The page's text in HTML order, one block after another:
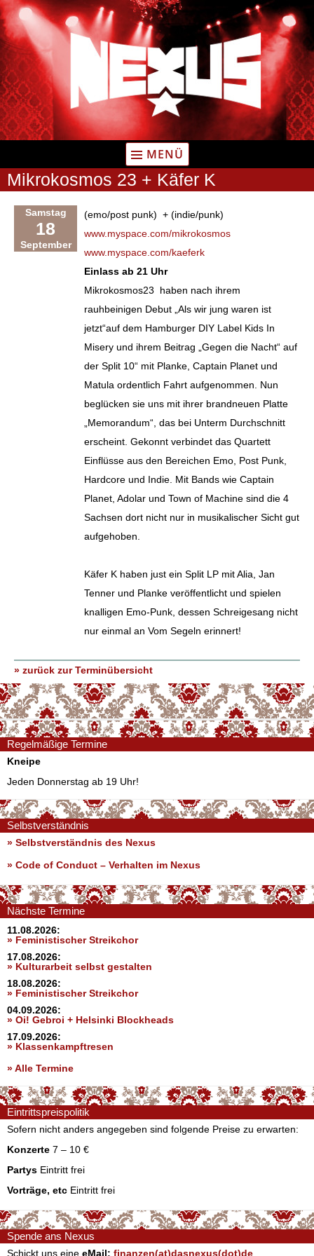
Zum
Inhalt
springen
MENÜ
Mikrokosmos 23 + Käfer K
Samstag
18
September
(emo/post punk) + (indie/punk)
www.myspace.com/mikrokosmos
www.myspace.com/kaeferk
Einlass ab 21 Uhr
Mikrokosmos23 haben nach ihrem
rauhbeinigen Debut „Als wir jung waren ist
jetzt“auf dem Hamburger DIY Label Kids In
Misery und ihrem Beitrag „Gegen die Nacht“ auf
der Split 10“ mit Planke, Captain Planet und
Matula ordentlich Fahrt aufgenommen. Nun
beglücken sie uns mit ihrer brandneuen Platte
„Memorandum“, das bei Unterm Durchschnitt
erscheint. Gekonnt verbindet das Quartett
Einflüsse aus den Bereichen Emo, Post Punk,
Hardcore und Indie. Mit Bands wie Captain
Planet, Adolar und Town of Machine sind die 4
Sachsen dort nicht nur in musikalischer Sicht gut
aufgehoben.
Käfer K haben just ein Split LP mit Alia, Jan
Tenner und Planke veröffentlicht und spielen
knalligen Emo-Punk, dessen Schreigesang nicht
nur einmal an Vom Segeln erinnert!
» zurück zur Terminübersicht
Regelmäßige Termine
Kneipe
Jeden Donnerstag ab 19 Uhr!
Selbstverständnis
» Selbstverständnis des Nexus
» Code of Conduct – Verhalten im Nexus
Nächste Termine
11.08.2026:
» Feministischer Streikchor
17.08.2026:
» Kulturarbeit selbst gestalten
18.08.2026:
» Feministischer Streikchor
04.09.2026:
» Oi! Gebroi + Helsinki Blockheads
17.09.2026:
» Klassenkampftresen
» Alle Termine
Eintrittspreispolitik
Sofern nicht anders angegeben sind folgende Preise zu erwarten:
Konzerte 7 – 10 €
Partys Eintritt frei
Vorträge, etc Eintritt frei
Spende ans Nexus
Schickt uns eine eMail: finanzen(at)dasnexus(dot)de